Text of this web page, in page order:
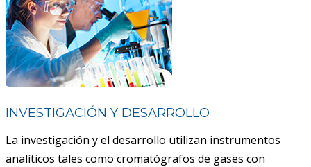
INVESTIGACIÓN Y DESARROLLO
La investigación y el desarrollo utilizan instrumentos
analíticos tales como cromatógrafos de gases con